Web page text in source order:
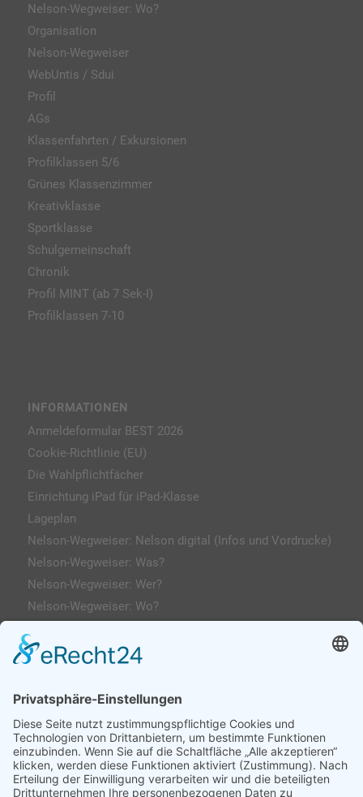
Nelson-Wegweiser: Wo?
Organisation
Nelson-Wegweiser
WebUntis / Sdui
Profil
AGs
Klassenfahrten / Exkursionen
Profilklassen 5/6
Grünes Klassenzimmer
Kreativklasse
Sportklasse
Schulgemeinschaft
Chronik
Profil MINT (ab 7 Sek-I)
Profilklassen 7-10
INFORMATIONEN
Anmeldeformular BEST 2026
Cookie-Richtlinie (EU)
Die Wahlpflichtfächer
Einrichtung iPad für iPad-Klasse
Lageplan
Nelson-Wegweiser: Nelson digital (Infos und Vordrucke)
Nelson-Wegweiser: Was?
Nelson-Wegweiser: Wer?
Nelson-Wegweiser: Wo?
Impressum
AGs
Klassenfahrten / Exkursionen
Profilklassen 5/6
Formulare & Downloads
Nelson-Wegweiser